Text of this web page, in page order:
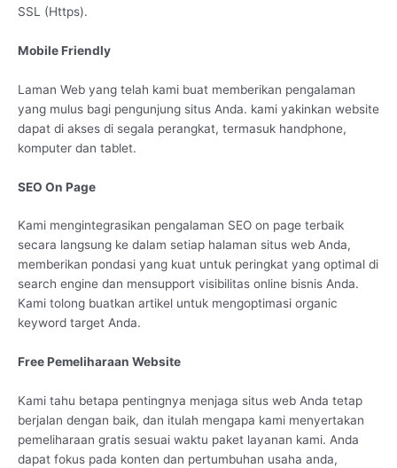
SSL (Https).
Mobile Friendly
Laman Web yang telah kami buat memberikan pengalaman
yang mulus bagi pengunjung situs Anda. kami yakinkan website
dapat di akses di segala perangkat, termasuk handphone,
komputer dan tablet.
SEO On Page
Kami mengintegrasikan pengalaman SEO on page terbaik
secara langsung ke dalam setiap halaman situs web Anda,
memberikan pondasi yang kuat untuk peringkat yang optimal di
search engine dan mensupport visibilitas online bisnis Anda.
Kami tolong buatkan artikel untuk mengoptimasi organic
keyword target Anda.
Free Pemeliharaan Website
Kami tahu betapa pentingnya menjaga situs web Anda tetap
berjalan dengan baik, dan itulah mengapa kami menyertakan
pemeliharaan gratis sesuai waktu paket layanan kami. Anda
dapat fokus pada konten dan pertumbuhan usaha anda,